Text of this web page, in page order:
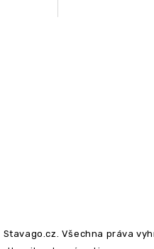
Stavago.cz. Všechna práva